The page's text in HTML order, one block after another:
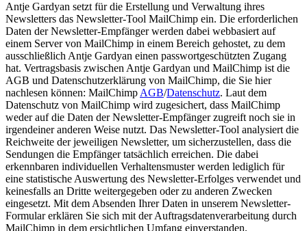
Antje Gardyan setzt für die Erstellung und Verwaltung ihres
Newsletters das Newsletter-Tool MailChimp ein. Die erforderlichen
Daten der Newsletter-Empfänger werden dabei webbasiert auf
einem Server von MailChimp in einem Bereich gehostet, zu dem
ausschließlich Antje Gardyan einen passwortgeschützten Zugang
hat. Vertragsbasis zwischen Antje Gardyan und MailChimp ist die
AGB und Datenschutzerklärung von MailChimp, die Sie hier
nachlesen können: MailChimp AGB/Datenschutz. Laut dem
Datenschutz von MailChimp wird zugesichert, dass MailChimp
weder auf die Daten der Newsletter-Empfänger zugreift noch sie in
irgendeiner anderen Weise nutzt. Das Newsletter-Tool analysiert die
Reichweite der jeweiligen Newsletter, um sicherzustellen, dass die
Sendungen die Empfänger tatsächlich erreichen. Die dabei
erkennbaren individuellen Verhaltensmuster werden lediglich für
eine statistische Auswertung des Newsletter-Erfolges verwendet und
keinesfalls an Dritte weitergegeben oder zu anderen Zwecken
eingesetzt. Mit dem Absenden Ihrer Daten in unserem Newsletter-
Formular erklären Sie sich mit der Auftragsdatenverarbeitung durch
MailChimp in dem ersichtlichen Umfang einverstanden.